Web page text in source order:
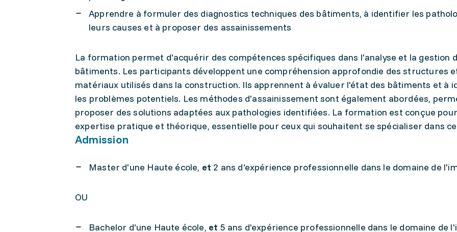
Apprendre à formuler des diagnostics techniques des bâtiments, à identifier les
leurs causes et à proposer des assainissements
La formation permet d'acquérir des compétences spécifiques dans l'analyse et la gestion
bâtiments. Les participants développent une compréhension approfondie des structures
matériaux utilisés dans la construction. Ils apprennent à évaluer l'état des bâtiments et à
les problèmes potentiels. Les méthodes d'assainissement sont également abordées,
proposer des solutions adaptées aux pathologies identifiées. La formation est conçue
expertise pratique et théorique, essentielle pour ceux qui souhaitent se spécialiser dans
Admission
Master d'une Haute école, et 2 ans d'expérience professionnelle dans le domaine de
OU
Bachelor d'une Haute école, et 5 ans d'expérience professionnelle dans le domaine de